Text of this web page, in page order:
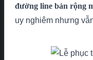
đường line bản rộng
uy nghiêm nhưng